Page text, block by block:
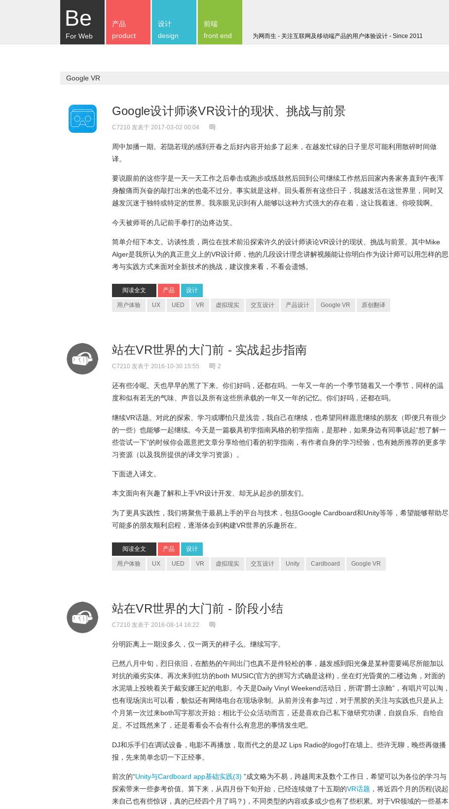
Be
For Web 为网而生 - 关注互联网及移动端产品的用户体验设计 - Since 2011
产品
product
设计
design
前端
front end
Google VR
Google设计师谈VR设计的现状、挑战与前景
C7210 发表于 2017-03-02 00:04
周中加播一期。若隐若现的感到开春之后好内容开始多了起来，在越发忙碌的日子里尽可能利用散碎时间做
译。
要说眼前的这些字是一天一天工作之后拳击或跑步或练鼓然后回到公司继续工作然后回家内务家务直到午夜浑
身酸痛而兴奋的敲打出来的也毫不过分。事实就是这样。回头看所有这些日子，我越发活在这世界里，同时又
越发沉迷于独特或特定的世界。我亲眼见识到有人能够以这种方式强大的存在着，这让我着迷。你咬我啊。
今天被师哥的几记前手拳打的边疼边笑。
简单介绍下本文。访谈性质，两位在技术前沿探索许久的设计师谈论VR设计的现状、挑战与前景。其中Mike
Alger是我所认为的真正意义上的VR设计师，他的几段设计理念讲解视频能让你明白作为设计师可以用怎样的思
考与实践方式来面对全新技术的挑战，建议搜来看，不看会遗憾。
阅读全文 产品 设计
用户体验 UX UED VR 虚拟现实 交互设计 产品设计 Google VR 原创翻译
站在VR世界的大门前 - 实战起步指南
C7210 发表于 2016-10-30 15:55 2
还有些冷呢。天也早早的黑了下来。你们好吗，还都在吗。一年又一年的一个季节随着又一个季节，同样的温
度和似有若无的气味、声音以及所有这些所承载的一年又一年的记忆。你们好吗，还都在吗。
继续VR话题。对此的探索、学习或哪怕只是浅尝，我自己在继续，也希望同样愿意继续的朋友（即便只有很少
的一些）也能够一起继续。今天是一篇极具初学指南风格的初学指南，是那种，如果身边有同事说起“想了解一
些尝试一下”的时候你会愿意把文章分享给他们看的初学指南，有作者自身的学习经验，也有她所推荐的更多学
习资源（以及我所提供的译文学习资源）。
下面进入译文。
本文面向有兴趣了解和上手VR设计开发、却无从起步的朋友们。
为了更具实践性，我们将聚焦于最易上手的平台与技术，包括Google Cardboard和Unity等等，希望能够帮助尽
可能多的朋友顺利启程，逐渐体会到构建VR世界的乐趣所在。
阅读全文 产品 设计
用户体验 UX UED VR 虚拟现实 交互设计 Unity Cardboard Google VR
站在VR世界的大门前 - 阶段小结
C7210 发表于 2016-08-14 16:22
分明距离上一期没多久，仅一两天的样子么。继续写字。
已然八月中旬，烈日依旧，在酷热的午间出门也真不是件轻松的事，越发感到阳光像是某种需要竭尽所能加以
对抗的顽劣实体。再次来到红坊的both MUSIC(官方的拼写方式确是这样)，坐在灯光昏黄的二楼边角，对面的
水泥墙上投映着关于戴安娜王妃的电影。今天是Daily Vinyl Weekend活动日，所谓“爵士凉舱”，有唱片可以淘，
也有现场演出可以看，貌似还有网络电台在现场录制。从前并没有参与过，对于黑胶的关注与实践也只是从上
个月第一次过来both写字那次开始；相比于公众活动而言，还是喜欢自己私下做研究功课，自娱自乐、自给自
足。不过既然来了，还是看看会不会有什么有意思的事情发生吧。
DJ和乐手们在调试设备，电影不再播放，取而代之的是JZ Lips Radio的logo打在墙上。些许无聊，晚些再做播
报，先来简单念叨一下正经事。
前次的“Unity与Cardboard app基础实践(3) ”成文略为不易，跨越周末及数个工作日，希望可以为各位的学习与
探索带来一些参考价值。算下来，从四月份下旬开始，已经连续做了十五期的VR话题 ，将近四个月的历程(说起
来自己也有些惊讶，真的已经四个月了吗？)，不同类型的内容或多或少也有了些积累。对于VR领域的一些基本